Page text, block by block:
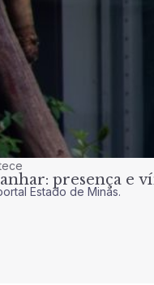
presença e
Estado de Minas.